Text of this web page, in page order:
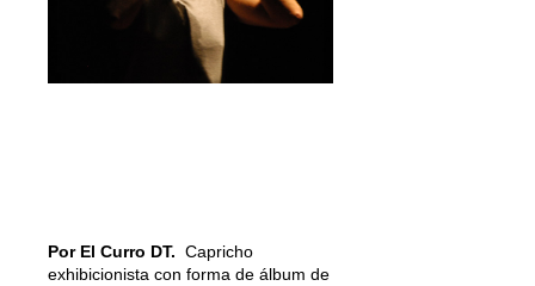
Por El Curro DT. Capricho
exhibicionista con forma de álbum de